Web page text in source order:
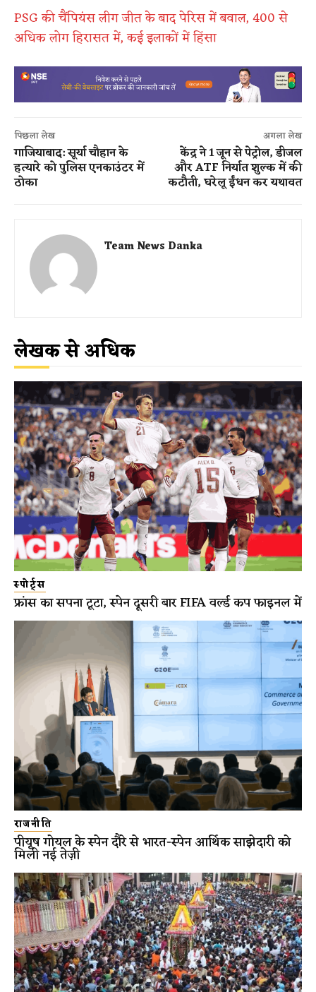
PSG की चैंपियंस लीग जीत के बाद पेरिस में बवाल, 400 से
अधिक लोग हिरासत में, कई इलाकों में हिंसा
पिछला लेख
गाजियाबाद: सूर्या चौहान के
हत्यारे को पुलिस एनकाउंटर में
ठोका
अगला लेख
केंद्र ने 1 जून से पेट्रोल, डीजल
और ATF निर्यात शुल्क में की
कटौती, घरेलू ईंधन कर यथावत
Team News Danka
लेखक से अधिक
स्पोर्ट्स
फ्रांस का सपना टूटा, स्पेन दूसरी बार FIFA वर्ल्ड कप फाइनल में
राजनीति
पीयूष गोयल के स्पेन दौरे से भारत-स्पेन आर्थिक साझेदारी को
मिली नई तेज़ी